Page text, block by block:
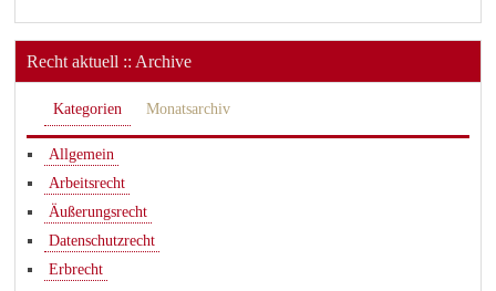
Recht aktuell :: Archive
Kategorien Monatsarchiv
Allgemein
Arbeitsrecht
Äußerungsrecht
Datenschutzrecht
Erbrecht